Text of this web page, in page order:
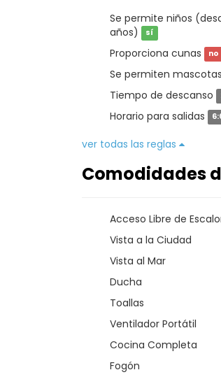
Se permite niños
años)
sí
Proporciona cunas no
Se permiten mascotas
Tiempo de descanso
Horario para salidas
ver todas las reglas
Comodidades
Acceso Libre de
Vista a la Ciudad
Vista al Mar
Ducha
Toallas
Ventilador Portátil
Cocina Completa
Fogón